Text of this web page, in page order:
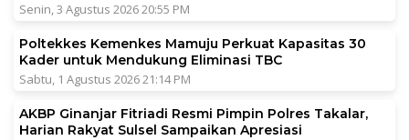
Senin, 3 Agustus 2026 20:55 PM
Poltekkes Kemenkes Mamuju Perkuat Kapasitas 30
Kader untuk Mendukung Eliminasi TBC
Sabtu, 1 Agustus 2026 21:14 PM
AKBP Ginanjar Fitriadi Resmi Pimpin Polres Takalar,
Harian Rakyat Sulsel Sampaikan Apresiasi